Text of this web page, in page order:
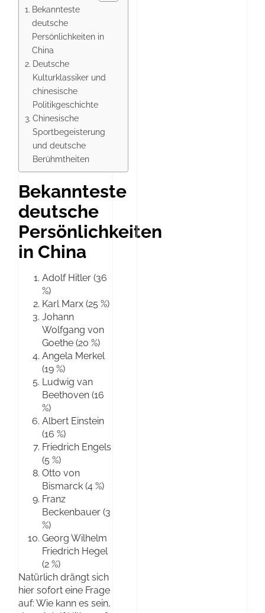
Bekannteste
deutsche
Persönlichkeiten in
China
Deutsche
Kulturklassiker und
chinesische
Politikgeschichte
Chinesische
Sportbegeisterung
und deutsche
Berühmtheiten
Bekannteste
deutsche
Persönlichkeiten
in China
Adolf Hitler (36
%)
Karl Marx (25 %)
Johann
Wolfgang von
Goethe (20 %)
Angela Merkel
(19 %)
Ludwig van
Beethoven (16
%)
Albert Einstein
(16 %)
Friedrich Engels
(5 %)
Otto von
Bismarck (4 %)
Franz
Beckenbauer (3
%)
Georg Wilhelm
Friedrich Hegel
(2 %)
Natürlich drängt sich
hier sofort eine Frage
auf: Wie kann es sein,